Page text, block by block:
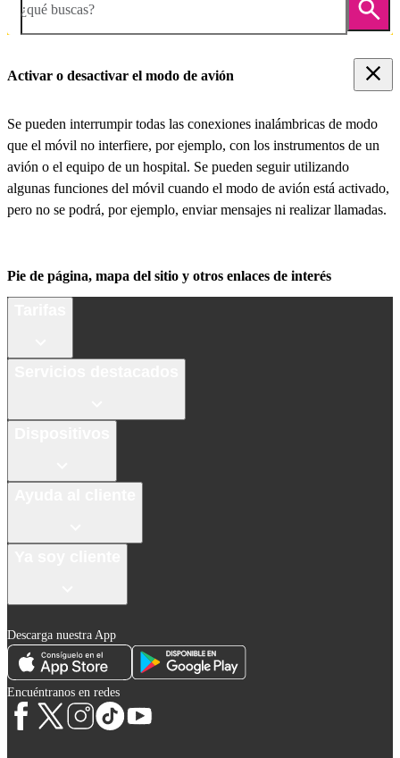
¿qué buscas?
Activar o desactivar el modo de avión
Se pueden interrumpir todas las conexiones inalámbricas de modo
que el móvil no interfiere, por ejemplo, con los instrumentos de un
avión o el equipo de un hospital. Se pueden seguir utilizando
algunas funciones del móvil cuando el modo de avión está activado,
pero no se podrá, por ejemplo, enviar mensajes ni realizar llamadas.
Pie de página, mapa del sitio y otros enlaces de interés
Descarga nuestra App
Encuéntranos en redes